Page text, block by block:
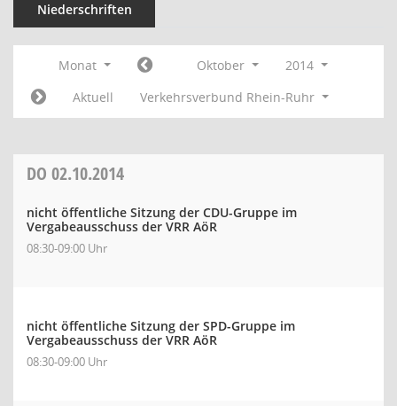
Niederschriften
Monat Oktober
2014
Aktuell
Verkehrsverbund Rhein-Ruhr
DO 02.10.2014
nicht öffentliche Sitzung der CDU-Gruppe im
Vergabeausschuss der VRR AöR
08:30-09:00 Uhr
nicht öffentliche Sitzung der SPD-Gruppe im
Vergabeausschuss der VRR AöR
08:30-09:00 Uhr